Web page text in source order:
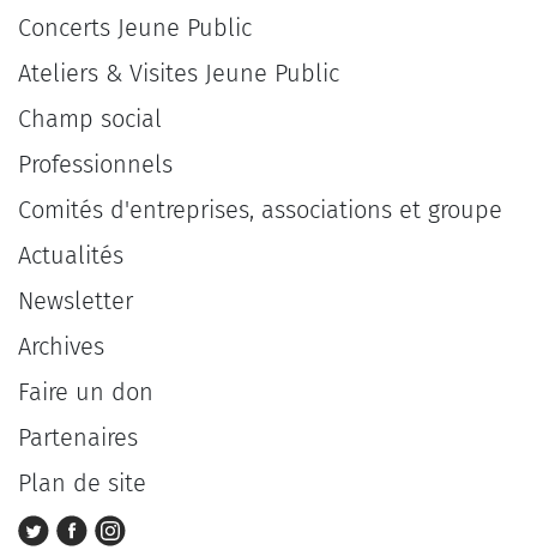
Concerts Jeune Public
Ateliers & Visites Jeune Public
Champ social
Professionnels
Comités d'entreprises, associations et groupe
Actualités
Newsletter
Archives
Faire un don
Partenaires
Plan de site